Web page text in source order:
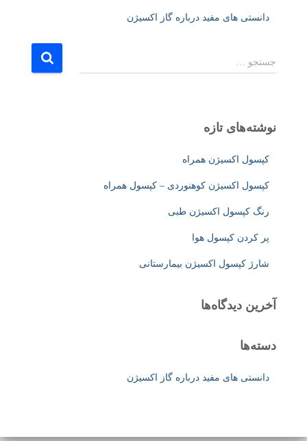
دانستی های مفید درباره گاز اکسیژن
س
ب
جستجو …
نوشته‌های تازه
کپسول اکسیژن همراه
کپسول اکسیژن کوهنوردی – کپسول همراه
رنگ کپسول اکسیژن طبی
پر کردن کپسول هوا
شارژ کپسول اکسیژن بیمارستانی
آخرین دیدگاه‌ها
دسته‌ها
دانستی های مفید درباره گاز اکسیژن